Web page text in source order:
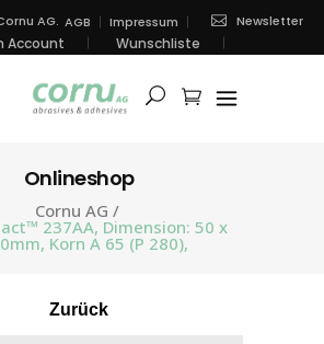
AG. AGB Impressum Newsletter
Account Wunschliste
Onlineshop
Cornu AG /
237AA, Dimension: 50 x
Korn A 65 (P 280),
Zurück